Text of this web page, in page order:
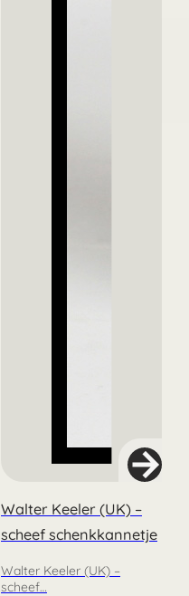
Walter Keeler (UK) –
scheef schenkkannetje
Walter Keeler (UK) –
scheef…